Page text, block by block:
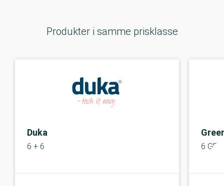
Produkter i samme prisklasse
Duka
6 + 6 6 GB